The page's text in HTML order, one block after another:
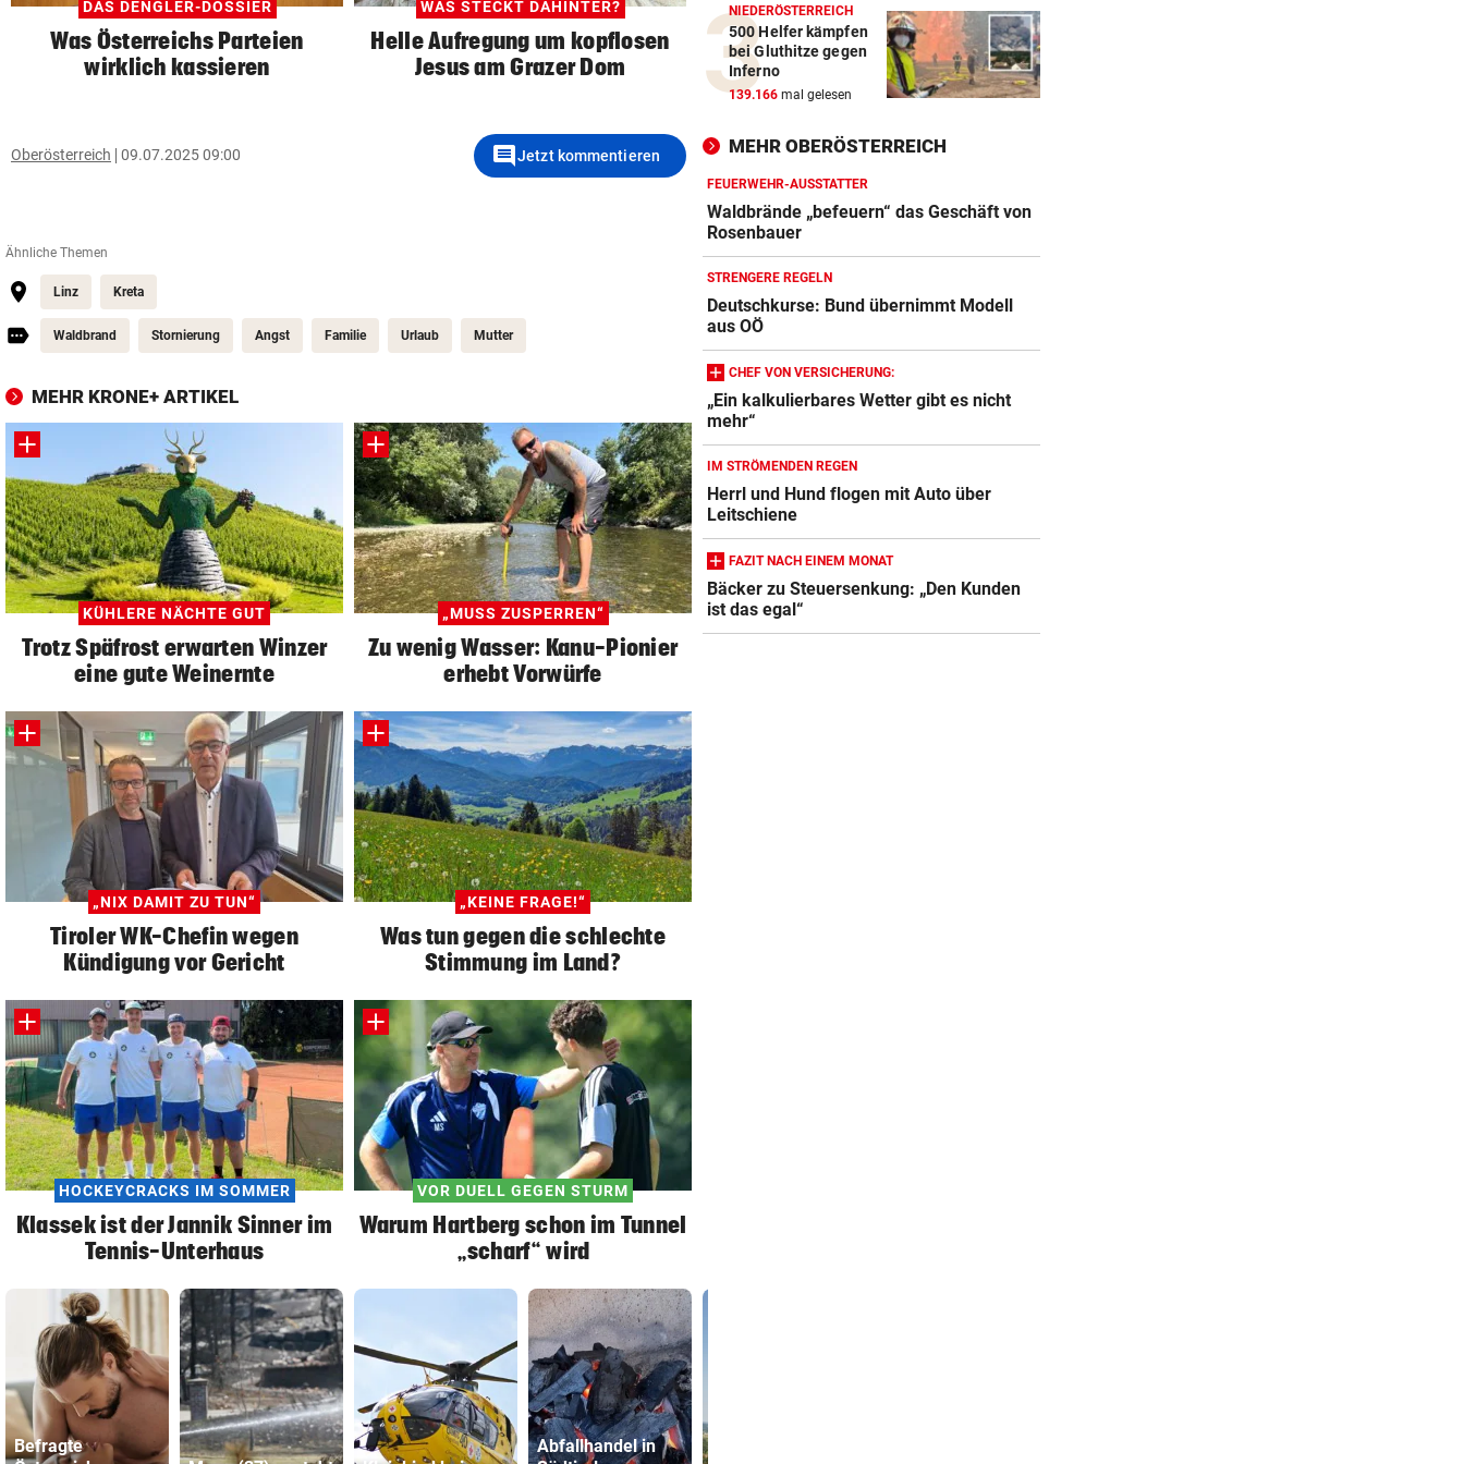
DAS DENGLER-DOSSIER
Was Österreichs Parteien
wirklich kassieren
WAS STECKT DAHINTER?
Helle Aufregung um kopflosen
Jesus am Grazer Dom
Oberösterreich 09.07.2025 09:00 commentJetzt kommentieren
Ähnliche Themen
Linz Kreta
Waldbrand Stornierung Angst Familie Urlaub Mutter
MEHR KRONE+ ARTIKEL
KÜHLERE NÄCHTE GUT
Trotz Späfrost erwarten Winzer
eine gute Weinernte
„MUSS ZUSPERREN“
Zu wenig Wasser: Kanu-Pionier
erhebt Vorwürfe
„NIX DAMIT ZU TUN“
Tiroler WK-Chefin wegen
Kündigung vor Gericht
„KEINE FRAGE!“
Was tun gegen die schlechte
Stimmung im Land?
HOCKEYCRACKS IM SOMMER
Klassek ist der Jannik Sinner im
Tennis-Unterhaus
VOR DUELL GEGEN STURM
Warum Hartberg schon im Tunnel
„scharf“ wird
Befragte
Abfallhandel in
NIEDERÖSTERREICH
500 Helfer kämpfen
bei Gluthitze gegen
Inferno
139.166 mal gelesen
MEHR OBERÖSTERREICH
FEUERWEHR-AUSSTATTER
Waldbrände „befeuern“ das Geschäft von
Rosenbauer
STRENGERE REGELN
Deutschkurse: Bund übernimmt Modell
aus OÖ
CHEF VON VERSICHERUNG:
„Ein kalkulierbares Wetter gibt es nicht
mehr“
IM STRÖMENDEN REGEN
Herrl und Hund flogen mit Auto über
Leitschiene
FAZIT NACH EINEM MONAT
Bäcker zu Steuersenkung: „Den Kunden
ist das egal“